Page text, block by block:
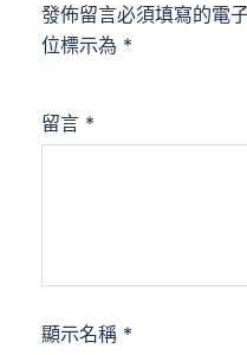
發佈留言必須填寫的電
位標示為 *
留言 *
顯示名稱 *